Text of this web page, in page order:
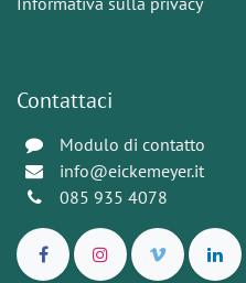
Contattaci
Modulo di contatto
info@eickemeyer.it
085 935 4078